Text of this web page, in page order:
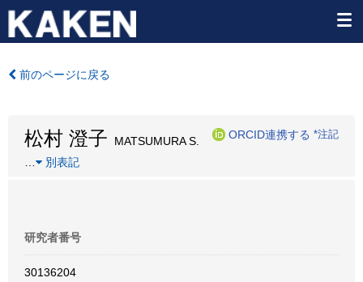
前のページに戻る
松村 澄子 MATSUMURA S.
ORCID連携する *注記
別表記
研究者番号
30136204